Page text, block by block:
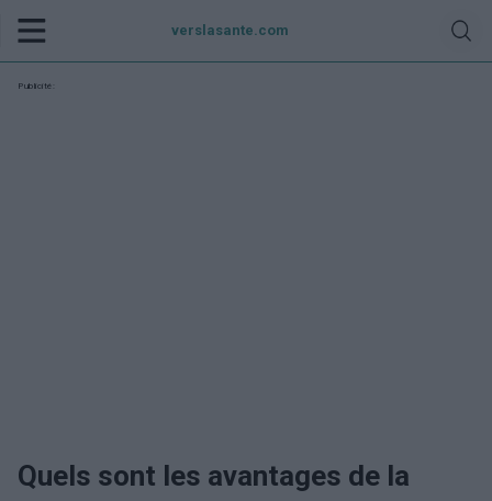
verslasante.com
Publicité:
Quels sont les avantages de la